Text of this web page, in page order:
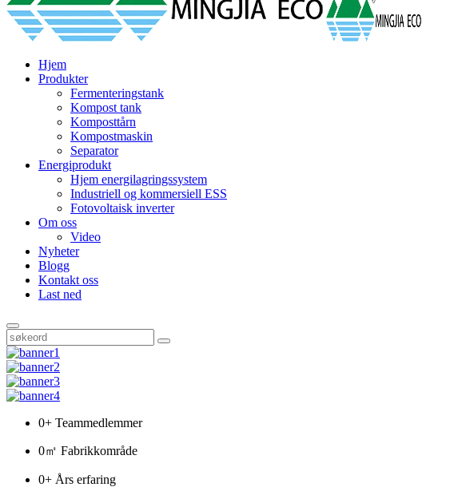
Hjem
Produkter
Fermenteringstank
Kompost tank
Komposttårn
Kompostmaskin
Separator
Energiprodukt
Hjem energilagringssystem
Industriell og kommersiell ESS
Fotovoltaisk inverter
Om oss
Video
Nyheter
Blogg
Kontakt oss
Last ned
0+ Teammedlemmer
0㎡ Fabrikkområde
0+ Års erfaring